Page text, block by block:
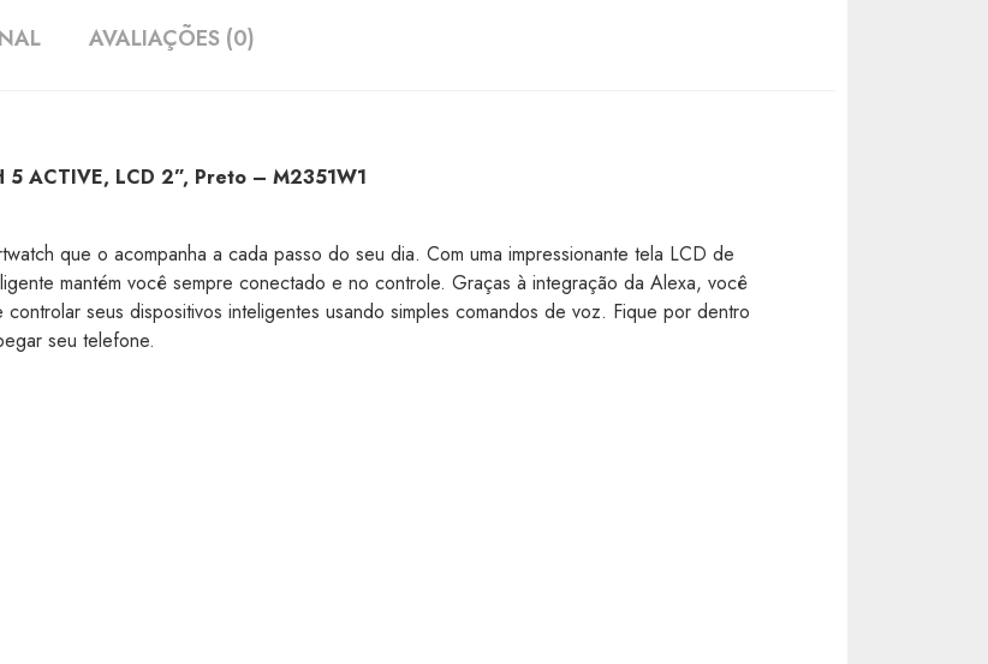
AVALIAÇÕES (0)
5 ACTIVE, LCD 2”, Preto – M2351W1
que o acompanha a cada passo do seu dia. Com uma impressionante tela LCD de
mantém você sempre conectado e no controle. Graças à integração da Alexa, você
seus dispositivos inteligentes usando simples comandos de voz. Fique por dentro
seu telefone.